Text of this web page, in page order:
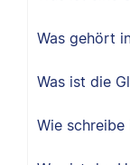
Was gehört
Was ist die
Wie schreibe